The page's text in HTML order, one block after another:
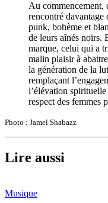
Au commencement,
rencontré
punk, bohème et
de leurs aînés noirs.
marque, celui qui a
malin plaisir à
la génération de la
remplaçant
l’élévation
respect des femmes
Photo : Jamel Shabazz
Lire aussi
Musique